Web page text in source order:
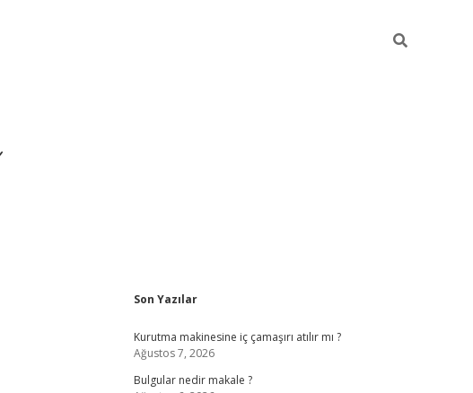
Sidebar
Son Yazılar
Kurutma makinesine iç çamaşırı atılır mı ?
Ağustos 7, 2026
Bulgular nedir makale ?